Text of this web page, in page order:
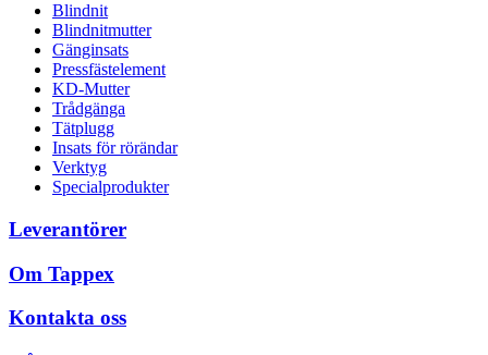
Blindnit
Blindnitmutter
Gänginsats
Pressfästelement
KD-Mutter
Trådgänga
Tätplugg
Insats för rörändar
Verktyg
Specialprodukter
Leverantörer
Om Tappex
Kontakta oss